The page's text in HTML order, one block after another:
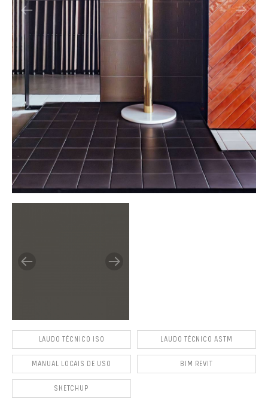
LAUDO TÉCNICO ISO LAUDO TÉCNICO ASTM
MANUAL LOCAIS DE USO BIM REVIT
SKETCHUP